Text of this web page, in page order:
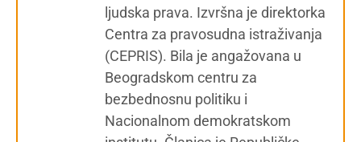
ljudska prava. Izvršna je direktorka
Centra za pravosudna istraživanja
(CEPRIS). Bila je angažovana u
Beogradskom centru za
bezbednosnu politiku i
Nacionalnom demokratskom